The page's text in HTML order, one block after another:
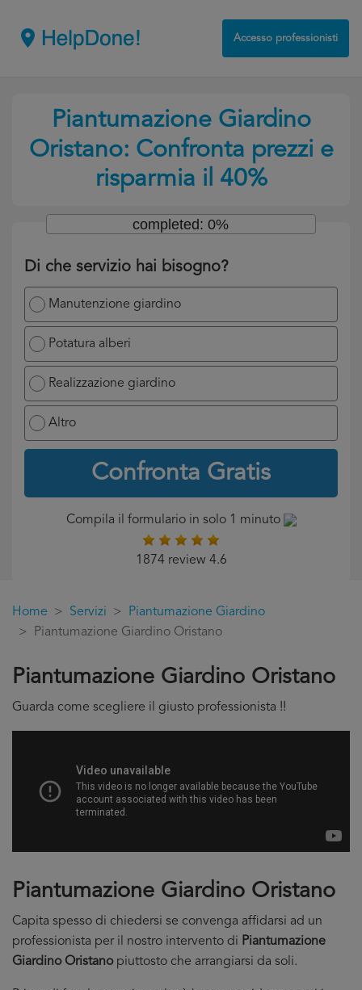
Accesso professionisti
Piantumazione Giardino
Oristano: Confronta prezzi e
risparmia il 40%
Di che servizio hai bisogno?
Manutenzione giardino
Potatura alberi
Realizzazione giardino
Altro
Confronta Gratis
completed: 0%
Compila il formulario in solo 1 minuto
1874 review 4.6
Home Servizi
Piantumazione Giardino
Piantumazione Giardino Oristano
Piantumazione Giardino Oristano
Guarda come scegliere il giusto professionista !!
Piantumazione Giardino Oristano
Capita spesso di chiedersi se convenga affidarsi ad un
professionista per il nostro intervento di Piantumazione
Giardino Oristanopiuttosto che arrangiarsi da soli.